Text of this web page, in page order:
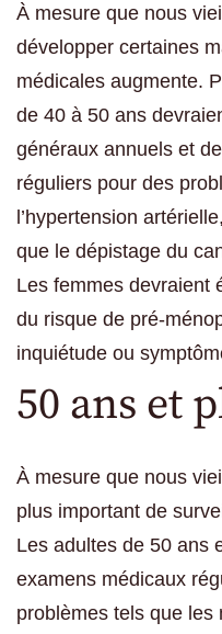
À mesure que nous
développer certaines
médicales augmente.
de 40 à 50 ans
généraux annuels et
réguliers pour des
l’hypertension
que le dépistage du
Les femmes devraient
du risque de pré-
inquiétude ou
50 ans et
À mesure que nous
plus important de
Les adultes de 50 ans
examens médicaux
problèmes tels que